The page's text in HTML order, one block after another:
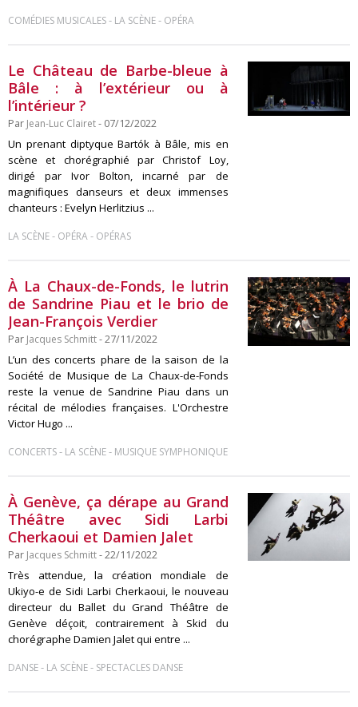
COMÉDIES MUSICALES- LA SCÈNE- OPÉRA
Le Château de Barbe-bleue à
Bâle : à l’extérieur ou à
l’intérieur ?
Par Jean-Luc Clairet- 07/12/2022
Un prenant diptyque Bartók à Bâle, mis en
scène et chorégraphié par Christof Loy,
dirigé par Ivor Bolton, incarné par de
magnifiques danseurs et deux immenses
chanteurs : Evelyn Herlitzius ...
LA SCÈNE- OPÉRA- OPÉRAS
À La Chaux-de-Fonds, le lutrin
de Sandrine Piau et le brio de
Jean-François Verdier
Par Jacques Schmitt- 27/11/2022
L’un des concerts phare de la saison de la
Société de Musique de La Chaux-de-Fonds
reste la venue de Sandrine Piau dans un
récital de mélodies françaises. L'Orchestre
Victor Hugo ...
CONCERTS- LA SCÈNE- MUSIQUE SYMPHONIQUE
À Genève, ça dérape au Grand
Théâtre avec Sidi Larbi
Cherkaoui et Damien Jalet
Par Jacques Schmitt- 22/11/2022
Très attendue, la création mondiale de
Ukiyo-e de Sidi Larbi Cherkaoui, le nouveau
directeur du Ballet du Grand Théâtre de
Genève déçoit, contrairement à Skid du
chorégraphe Damien Jalet qui entre ...
DANSE- LA SCÈNE- SPECTACLES DANSE